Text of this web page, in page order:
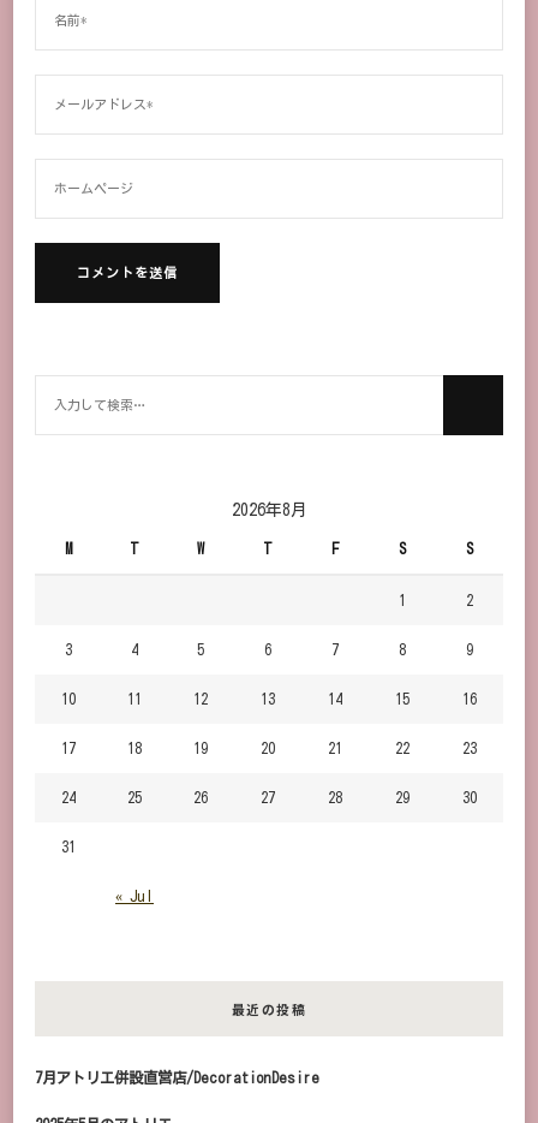
2026年8月
M T W T F S S
« Jul
1 2
3 4 5 6 7 8 9
10 11 12 13 14 15 16
17 18 19 20 21 22 23
24 25 26 27 28 29 30
31
最近の投稿
7月アトリエ併設直営店/DecorationDesire